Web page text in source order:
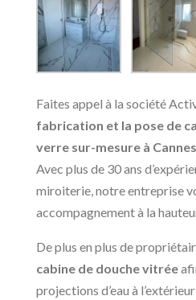
Faites appel à la société
fabrication et la pose de
verre sur-mesure à
Avec plus de 30 ans
miroiterie, notre entreprise
accompagnement à la
De plus en plus de
cabine de douche vitrée
projections d’eau à